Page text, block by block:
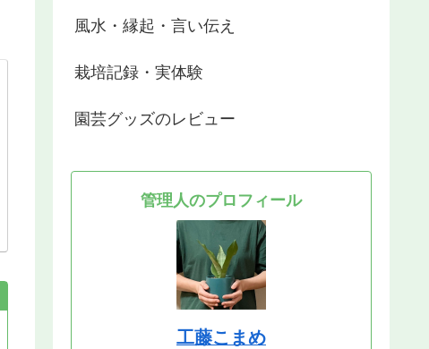
風水・縁起・言い伝え
栽培記録・実体験
園芸グッズのレビュー
管理人のプロフィール
工藤こまめ